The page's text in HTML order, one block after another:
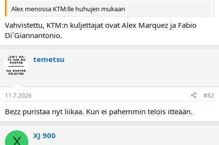
a
o
t
t
a
j
a
ä
Alex menossa KTM:lle huhujen mukaan
Vahvistettu, KTM:n kuljettajat ovat Alex Marquez ja Fabio
Di`Giannantonio.
temetsu
11.7.2026 #82
Bezz puristaa nyt liikaa. Kun ei pahemmin telois itteään.
X XJ 900